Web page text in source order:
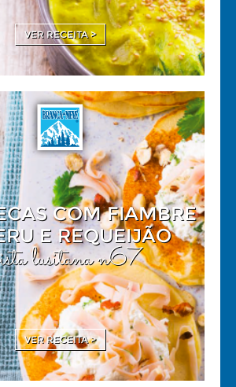
VER RECEITA >
COM FIAMBRE
E REQUEIJÃO
lusitana n67
VER RECEITA >